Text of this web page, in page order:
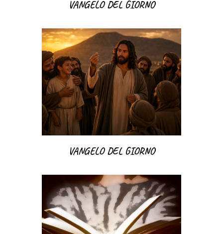
VANGELO DEL GIORNO
VANGELO DEL GIORNO